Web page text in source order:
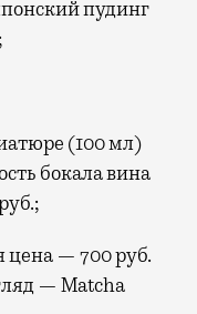
пудинг
(100 мл)
бокала вина
цена — 700 руб.
— Matcha